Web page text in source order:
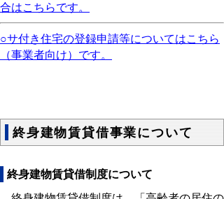
合はこちらです。
○サ付き住宅の登録申請等についてはこちら
（事業者向け）です。
終身建物賃貸借事業について
終身建物賃貸借制度について